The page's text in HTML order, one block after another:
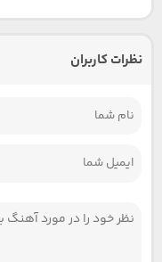
نظرات کاربران